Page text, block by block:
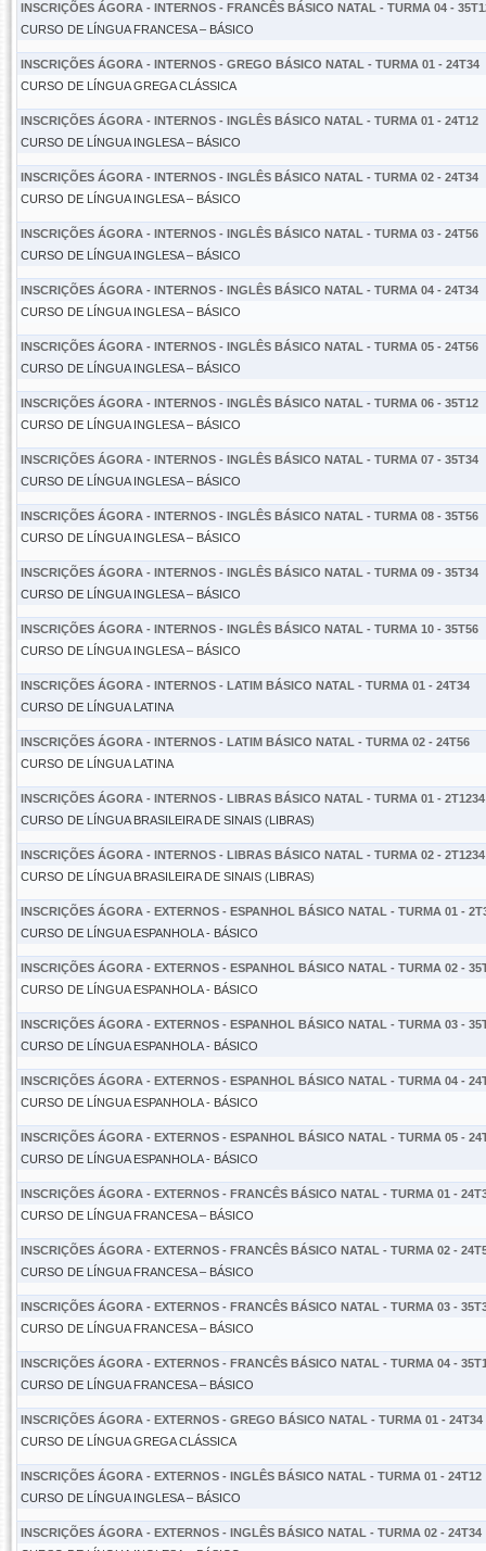
INSCRIÇÕES ÁGORA - INTERNOS - FRANCÊS BÁSICO NATAL - TURMA 04 -
CURSO DE LÍNGUA FRANCESA – BÁSICO
INSCRIÇÕES ÁGORA - INTERNOS - GREGO BÁSICO NATAL - TURMA 01 - 24T34
CURSO DE LÍNGUA GREGA CLÁSSICA
INSCRIÇÕES ÁGORA - INTERNOS - INGLÊS BÁSICO NATAL - TURMA 01 - 24T12
CURSO DE LÍNGUA INGLESA – BÁSICO
INSCRIÇÕES ÁGORA - INTERNOS - INGLÊS BÁSICO NATAL - TURMA 02 - 24T34
CURSO DE LÍNGUA INGLESA – BÁSICO
INSCRIÇÕES ÁGORA - INTERNOS - INGLÊS BÁSICO NATAL - TURMA 03 - 24T56
CURSO DE LÍNGUA INGLESA – BÁSICO
INSCRIÇÕES ÁGORA - INTERNOS - INGLÊS BÁSICO NATAL - TURMA 04 - 24T34
CURSO DE LÍNGUA INGLESA – BÁSICO
INSCRIÇÕES ÁGORA - INTERNOS - INGLÊS BÁSICO NATAL - TURMA 05 - 24T56
CURSO DE LÍNGUA INGLESA – BÁSICO
INSCRIÇÕES ÁGORA - INTERNOS - INGLÊS BÁSICO NATAL - TURMA 06 - 35T12
CURSO DE LÍNGUA INGLESA – BÁSICO
INSCRIÇÕES ÁGORA - INTERNOS - INGLÊS BÁSICO NATAL - TURMA 07 - 35T34
CURSO DE LÍNGUA INGLESA – BÁSICO
INSCRIÇÕES ÁGORA - INTERNOS - INGLÊS BÁSICO NATAL - TURMA 08 - 35T56
CURSO DE LÍNGUA INGLESA – BÁSICO
INSCRIÇÕES ÁGORA - INTERNOS - INGLÊS BÁSICO NATAL - TURMA 09 - 35T34
CURSO DE LÍNGUA INGLESA – BÁSICO
INSCRIÇÕES ÁGORA - INTERNOS - INGLÊS BÁSICO NATAL - TURMA 10 - 35T56
CURSO DE LÍNGUA INGLESA – BÁSICO
INSCRIÇÕES ÁGORA - INTERNOS - LATIM BÁSICO NATAL - TURMA 01 - 24T34
CURSO DE LÍNGUA LATINA
INSCRIÇÕES ÁGORA - INTERNOS - LATIM BÁSICO NATAL - TURMA 02 - 24T56
CURSO DE LÍNGUA LATINA
INSCRIÇÕES ÁGORA - INTERNOS - LIBRAS BÁSICO NATAL - TURMA 01 - 2T1234
CURSO DE LÍNGUA BRASILEIRA DE SINAIS (LIBRAS)
INSCRIÇÕES ÁGORA - INTERNOS - LIBRAS BÁSICO NATAL - TURMA 02 - 2T1234
CURSO DE LÍNGUA BRASILEIRA DE SINAIS (LIBRAS)
INSCRIÇÕES ÁGORA - EXTERNOS - ESPANHOL BÁSICO NATAL - TURMA 01 -
CURSO DE LÍNGUA ESPANHOLA - BÁSICO
INSCRIÇÕES ÁGORA - EXTERNOS - ESPANHOL BÁSICO NATAL - TURMA 02 -
CURSO DE LÍNGUA ESPANHOLA - BÁSICO
INSCRIÇÕES ÁGORA - EXTERNOS - ESPANHOL BÁSICO NATAL - TURMA 03 -
CURSO DE LÍNGUA ESPANHOLA - BÁSICO
INSCRIÇÕES ÁGORA - EXTERNOS - ESPANHOL BÁSICO NATAL - TURMA 04 -
CURSO DE LÍNGUA ESPANHOLA - BÁSICO
INSCRIÇÕES ÁGORA - EXTERNOS - ESPANHOL BÁSICO NATAL - TURMA 05 -
CURSO DE LÍNGUA ESPANHOLA - BÁSICO
INSCRIÇÕES ÁGORA - EXTERNOS - FRANCÊS BÁSICO NATAL - TURMA 01 -
CURSO DE LÍNGUA FRANCESA – BÁSICO
INSCRIÇÕES ÁGORA - EXTERNOS - FRANCÊS BÁSICO NATAL - TURMA 02 -
CURSO DE LÍNGUA FRANCESA – BÁSICO
INSCRIÇÕES ÁGORA - EXTERNOS - FRANCÊS BÁSICO NATAL - TURMA 03 -
CURSO DE LÍNGUA FRANCESA – BÁSICO
INSCRIÇÕES ÁGORA - EXTERNOS - FRANCÊS BÁSICO NATAL - TURMA 04 -
CURSO DE LÍNGUA FRANCESA – BÁSICO
INSCRIÇÕES ÁGORA - EXTERNOS - GREGO BÁSICO NATAL - TURMA 01 - 24T34
CURSO DE LÍNGUA GREGA CLÁSSICA
INSCRIÇÕES ÁGORA - EXTERNOS - INGLÊS BÁSICO NATAL - TURMA 01 - 24T12
CURSO DE LÍNGUA INGLESA – BÁSICO
INSCRIÇÕES ÁGORA - EXTERNOS - INGLÊS BÁSICO NATAL - TURMA 02 - 24T34